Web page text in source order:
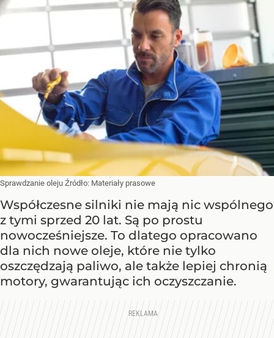
Sprawdzanie oleju Źródło: Materiały prasowe
Współczesne silniki nie mają nic wspólnego
z tymi sprzed 20 lat. Są po prostu
nowocześniejsze. To dlatego opracowano
dla nich nowe oleje, które nie tylko
oszczędzają paliwo, ale także lepiej chronią
motory, gwarantując ich oczyszczanie.